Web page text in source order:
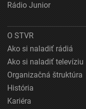
Rádio Junior
O STVR
Ako si naladiť rádiá
Ako si naladiť televíziu
Organizačná štruktúra
História
Kariéra